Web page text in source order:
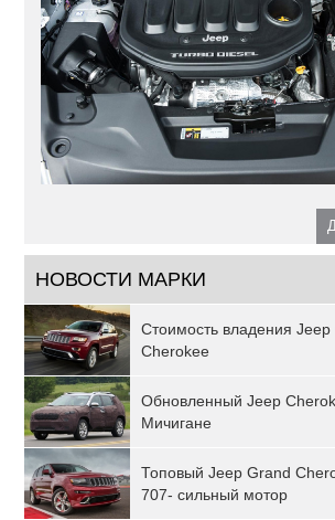
НОВОСТИ МАРКИ
Стоимость владения Jeep
Cherokee
Обновленный Jeep
Мичигане
Топовый Jeep Grand
707- сильный мотор